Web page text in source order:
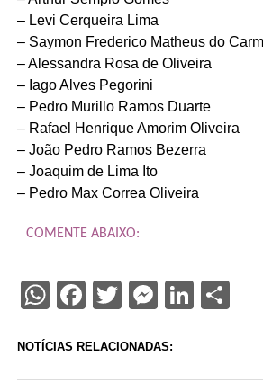
– Levi Cerqueira Lima
– Saymon Frederico Matheus do
– Alessandra Rosa de Oliveira
– Iago Alves Pegorini
– Pedro Murillo Ramos Duarte
– Rafael Henrique Amorim Oliveira
– João Pedro Ramos Bezerra
– Joaquim de Lima Ito
– Pedro Max Correa Oliveira
COMENTE ABAIXO:
WhatsApp
Facebook
Twitter
NOTÍCIAS RELACIONADAS: